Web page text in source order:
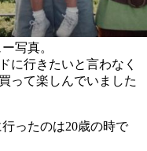
写真。
に行きたいと言わなく
って楽しんでいました
ったのは20歳の時で